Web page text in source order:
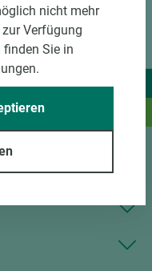
nicht mehr
Verfügung
Sie in